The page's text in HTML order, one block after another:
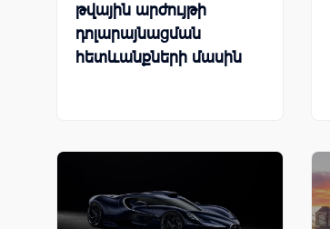
թվային արժույթի
դոլարայնացման
հետևանքների մասին